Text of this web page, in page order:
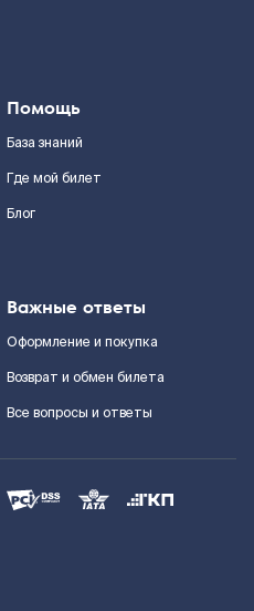
Помощь
База знаний
Где мой билет
Блог
Важные ответы
Оформление и покупка
Возврат и обмен билета
Все вопросы и ответы